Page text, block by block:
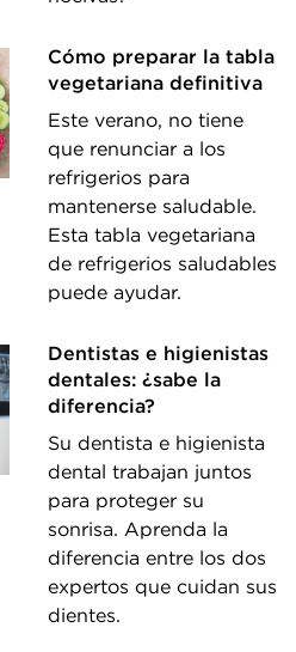
Cómo preparar la tabla
vegetariana definitiva
Este verano, no tiene
que renunciar a los
refrigerios para
mantenerse saludable.
Esta tabla vegetariana
de refrigerios saludables
puede ayudar.
Dentistas e higienistas
dentales: ¿sabe la
diferencia?
Su dentista e higienista
dental trabajan juntos
para proteger su
sonrisa. Aprenda la
diferencia entre los dos
expertos que cuidan sus
dientes.